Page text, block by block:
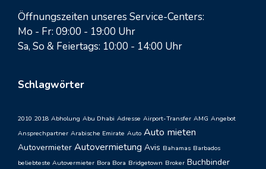
Öffnungszeiten unseres Service-Centers:
Mo - Fr: 09:00 - 19:00 Uhr
Sa, So & Feiertags: 10:00 - 14:00 Uhr
Schlagwörter
2010 2018 Abholung Abu Dhabi Adresse Airport-Transfer AMG Angebot
Ansprechpartner Arabische Emirate Auto Auto mieten
Autovermieter Autovermietung Avis Bahamas Barbados
beliebteste Autovermieter Bora Bora Bridgetown Broker Buchbinder